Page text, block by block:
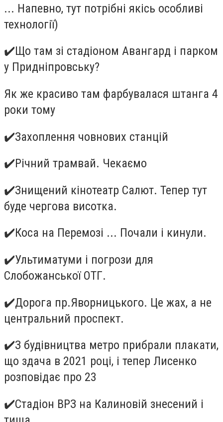
... Напевно, тут потрібні якісь особливі
технології)
✔️Що там зі стадіоном Авангард і парком
у Придніпровську?
Як же красиво там фарбувалася штанга 4
роки тому
✔️Захоплення човнових станцій
✔️Річний трамвай. Чекаємо
✔️Знищений кінотеатр Салют. Тепер тут
буде чергова висотка.
✔️Коса на Перемозі ... Почали і кинули.
✔️Ультиматуми і погрози для
Слобожанської ОТГ.
✔️Дорога пр.Яворницького. Це жах, а не
центральний проспект.
✔️З будівництва метро прибрали плакати,
що здача в 2021 році, і тепер Лисенко
розповідає про 23
✔️Стадіон ВРЗ на Калиновій знесений і